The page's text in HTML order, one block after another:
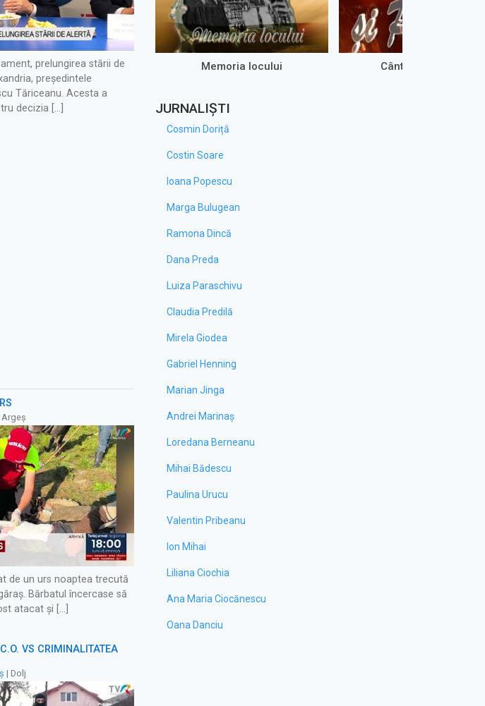
prelungirea stării de
președintele
Tăriceanu. Acesta a
decizia […]
Argeș
de un urs noaptea trecută
Bărbatul încercase să
atacat și […]
VS CRIMINALITATEA
| Dolj
Memoria locului Cântec și poveste
JURNALIȘTI
Cosmin Doriță
Costin Soare
Ioana Popescu
Marga Bulugean
Ramona Dincă
Dana Preda
Luiza Paraschivu
Claudia Predilă
Mirela Giodea
Gabriel Henning
Marian Jinga
Andrei Marinaș
Loredana Berneanu
Mihai Bădescu
Paulina Urucu
Valentin Pribeanu
Ion Mihai
Liliana Ciochia
Ana Maria Ciocănescu
Oana Danciu